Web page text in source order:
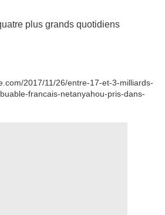
plus grands quotidiens
2017/11/26/entre-17-et-3-milliards-
francais-netanyahou-pris-dans-